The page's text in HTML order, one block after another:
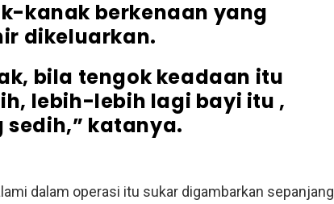
kanak berkenaan yang
dikeluarkan.
bila tengok keadaan itu
lebih-lebih lagi bayi itu ,
sedih,” katanya.
dalam operasi itu sukar digambarkan sepanjang